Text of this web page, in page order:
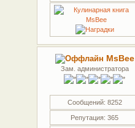
MsBee
Зам. администратора
Сообщений: 8252
Репутация: 365